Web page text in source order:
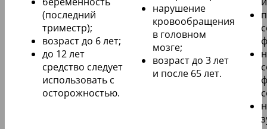
(последний
триместр);
возраст до 6 лет;
до 12 лет
средство следует
использовать с
осторожностью.
нарушение
кровообращения
в головном
мозге;
возраст до 3 лет
и после 65 лет.